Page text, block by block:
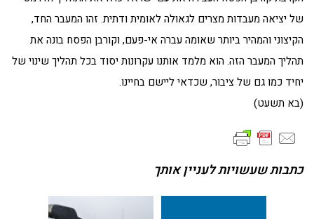
של יציאה מעבדות מצרים לגאולה לאומית ודתית. זהו המעבר החד,
הקיצוני והמהיר ביותר שאומה עברה אי-פעם, וקורבן הפסח בונה את
תהליך המעבר הזה. הוא מלמד אותנו עקרונות יסוד בכל תהליך שינוי של
יחיד כמו גם של ציבור, שכדאי ליישם בחיינו.
(בא תשעט)
כתבות שעשויות לעניין אותך